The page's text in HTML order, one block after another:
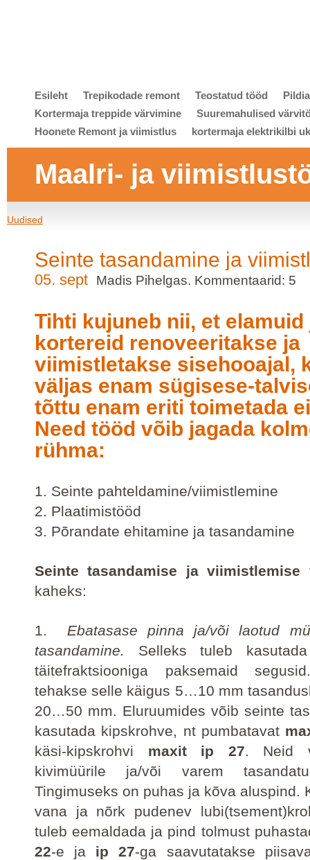
Esileht Trepikodade remont Teostatud tööd
Kortermaja treppide värvimine
Suuremahulised
Hoonete Remont ja viimistlus
kortermaja elektrikilbi
Maalri- ja
Uudised
Seinte tasandamine ja
05. sept Madis Pihelgas. Kommentaarid: 5
Tihti kujuneb nii, et elamuid
kortereid renoveeritakse ja
viimistletakse sisehooajal,
väljas enam sügisese-
tõttu enam eriti toimetada
Need tööd võib jagada
rühma:
1. Seinte pahteldamine/viimistlemine
2. Plaatimistööd
3. Põrandate ehitamine ja tasandamine
Seinte tasandamise ja viimistlemise
kaheks:
1.
Ebatasase pinna ja/või laotud
tasandamine. Selleks tuleb kasutada
täitefraktsiooniga paksemaid
tehakse selle käigus 5…10 mm
20…50 mm. Eluruumides võib seinte
kasutada kipskrohve, nt pumbatavat
käsi-kipskrohvi maxit ip 27. Neid
kivimüürile ja/või varem
Tingimuseks on puhas ja kõva aluspind.
vana ja nõrk pudenev
tuleb eemaldada ja pind tolmust
22-e ja ip 27-ga saavutatakse